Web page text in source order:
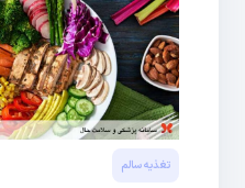
تغذیه سالم